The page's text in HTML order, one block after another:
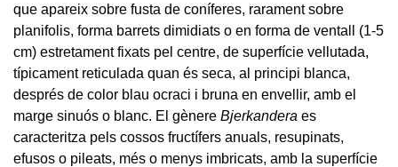
que apareix sobre fusta de coníferes, rarament sobre
planifolis, forma barrets dimidiats o en forma de ventall (1-5
cm) estretament fixats pel centre, de superfície vellutada,
típicament reticulada quan és seca, al principi blanca,
després de color blau ocraci i bruna en envellir, amb el
marge sinuós o blanc. El gènere Bjerkandera es
caracteritza pels cossos fructífers anuals, resupinats,
efusos o pileats, més o menys imbricats, amb la superfície